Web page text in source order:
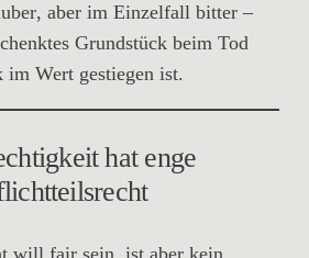
, aber im Einzelfall bitter –
Grundstück beim Tod
im Wert gestiegen ist.
hat enge
will fair sein, ist aber kein